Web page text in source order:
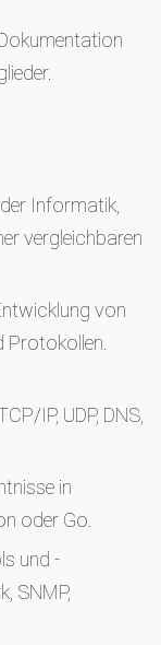
Informatik,
vergleichbaren
von
Protokollen.
IP, UDP, DNS,
in
oder Go.
und -
SNMP,